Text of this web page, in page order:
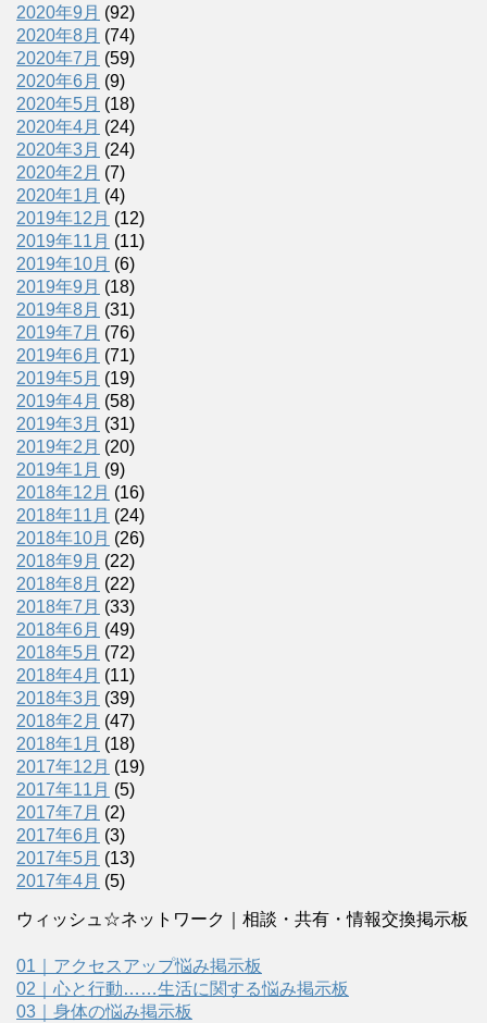
2020年9月 (92)
2020年8月 (74)
2020年7月 (59)
2020年6月 (9)
2020年5月 (18)
2020年4月 (24)
2020年3月 (24)
2020年2月 (7)
2020年1月 (4)
2019年12月 (12)
2019年11月 (11)
2019年10月 (6)
2019年9月 (18)
2019年8月 (31)
2019年7月 (76)
2019年6月 (71)
2019年5月 (19)
2019年4月 (58)
2019年3月 (31)
2019年2月 (20)
2019年1月 (9)
2018年12月 (16)
2018年11月 (24)
2018年10月 (26)
2018年9月 (22)
2018年8月 (22)
2018年7月 (33)
2018年6月 (49)
2018年5月 (72)
2018年4月 (11)
2018年3月 (39)
2018年2月 (47)
2018年1月 (18)
2017年12月 (19)
2017年11月 (5)
2017年7月 (2)
2017年6月 (3)
2017年5月 (13)
2017年4月 (5)
ウィッシュ☆ネットワーク｜相談・共有・情報交換掲示板
01｜アクセスアップ悩み掲示板
02｜心と行動……生活に関する悩み掲示板
03｜身体の悩み掲示板